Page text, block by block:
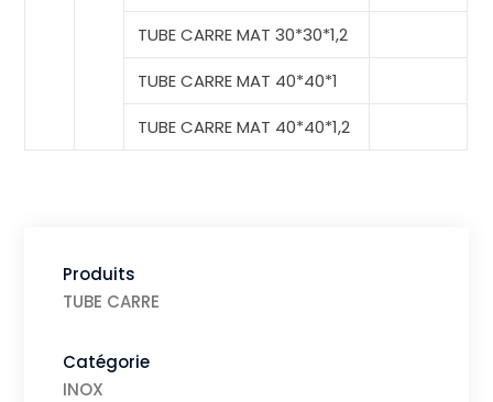
TUBE CARRE MAT 30*30*1,2
TUBE CARRE MAT 40*40*1
TUBE CARRE MAT 40*40*1,2
Produits
TUBE CARRE
Catégorie
INOX